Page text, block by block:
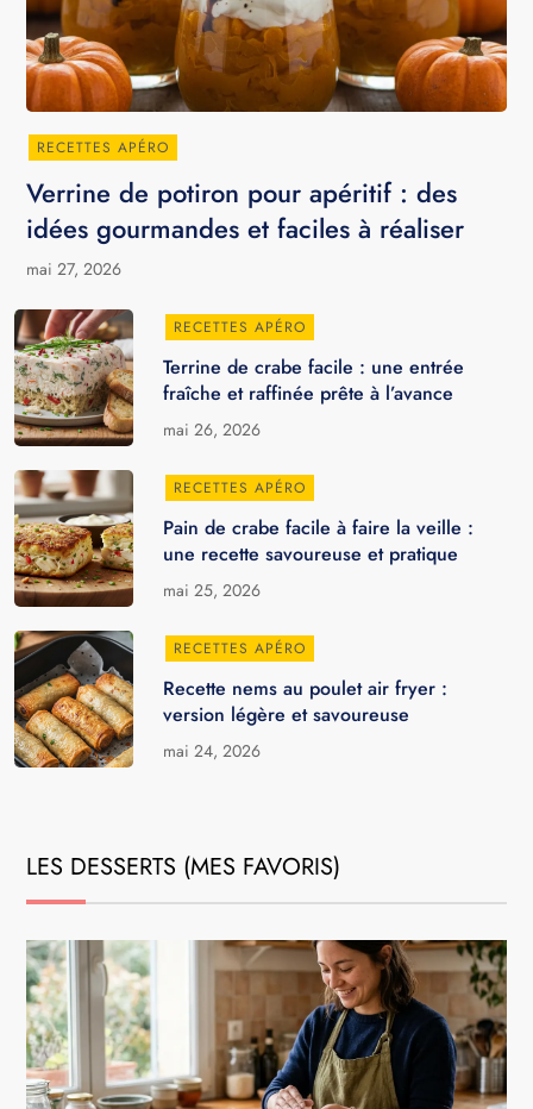
RECETTES APÉRO
Verrine de potiron pour apéritif : des
idées gourmandes et faciles à réaliser
mai 27, 2026
RECETTES APÉRO
Terrine de crabe facile : une entrée
fraîche et raffinée prête à l’avance
mai 26, 2026
RECETTES APÉRO
Pain de crabe facile à faire la veille :
une recette savoureuse et pratique
mai 25, 2026
RECETTES APÉRO
Recette nems au poulet air fryer :
version légère et savoureuse
mai 24, 2026
LES DESSERTS (MES FAVORIS)